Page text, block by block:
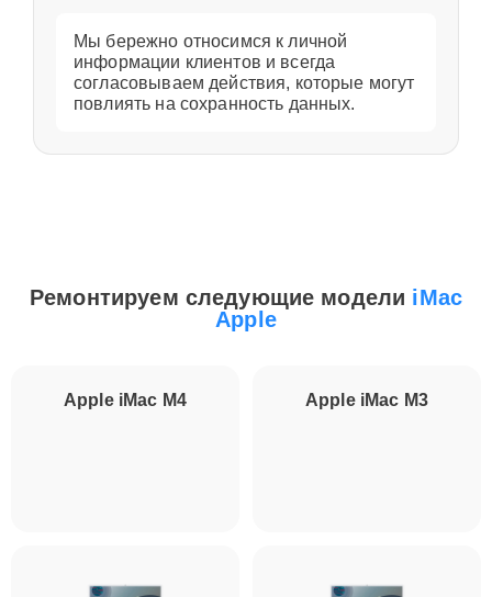
Мы бережно относимся к личной
информации клиентов и всегда
согласовываем действия, которые могут
повлиять на сохранность данных.
Ремонтируем следующие модели iMac
Apple
Apple iMac M4 Apple iMac M3